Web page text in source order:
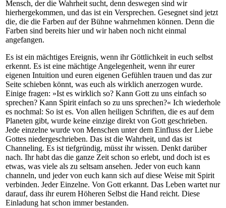
Mensch, der die Wahrheit sucht, denn deswegen sind wir
hierhergekommen, und das ist ein Versprechen. Gesegnet sind jetzt
die, die die Farben auf der Bühne wahrnehmen können. Denn die
Farben sind bereits hier und wir haben noch nicht einmal
angefangen.
Es ist ein mächtiges Ereignis, wenn ihr Göttlichkeit in euch selbst
erkennt. Es ist eine mächtige Angelegenheit, wenn ihr eurer
eigenen Intuition und euren eigenen Gefühlen trauen und das zur
Seite schieben könnt, was euch als wirklich anerzogen wurde.
Einige fragen: »Ist es wirklich so? Kann Gott zu uns einfach so
sprechen? Kann Spirit einfach so zu uns sprechen?« Ich wiederhole
es nochmal: So ist es. Von allen heiligen Schriften, die es auf dem
Planeten gibt, wurde keine einzige direkt von Gott geschrieben.
Jede einzelne wurde von Menschen unter dem Einfluss der Liebe
Gottes niedergeschrieben. Das ist die Wahrheit, und das ist
Channeling. Es ist tiefgründig, müsst ihr wissen. Denkt darüber
nach. Ihr habt das die ganze Zeit schon so erlebt, und doch ist es
etwas, was viele als zu seltsam ansehen. Jeder von euch kann
channeln, und jeder von euch kann sich auf diese Weise mit Spirit
verbinden. Jeder Einzelne. Von Gott erkannt. Das Leben wartet nur
darauf, dass ihr eurem Höheren Selbst die Hand reicht. Diese
Einladung hat schon immer bestanden.